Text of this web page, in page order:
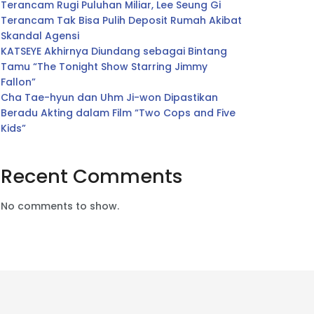
Terancam Rugi Puluhan Miliar, Lee Seung Gi
Terancam Tak Bisa Pulih Deposit Rumah Akibat
Skandal Agensi
KATSEYE Akhirnya Diundang sebagai Bintang
Tamu “The Tonight Show Starring Jimmy
Fallon”
Cha Tae-hyun dan Uhm Ji-won Dipastikan
Beradu Akting dalam Film “Two Cops and Five
Kids”
Recent Comments
No comments to show.